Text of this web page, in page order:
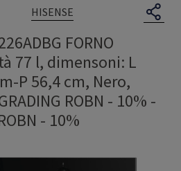
HISENSE
FORNO
77 l, dimensoni: L
P 56,4 cm, Nero,
ROBN - 10% -
- 10%